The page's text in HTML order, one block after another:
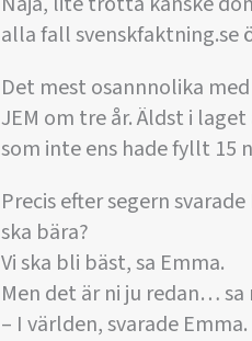
alla fall svenskfaktning.se
Det mest osannnolika
JEM om tre år. Äldst i
som inte ens hade fyllt 15
Precis efter segern
ska bära?
Vi ska bli bäst, sa Emma.
Men det är ni ju redan…
– I världen, svarade Emma.